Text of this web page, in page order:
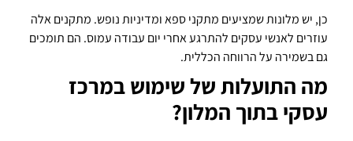
כן, יש מלונות שמציעים מתקני ספא ומדיניות נופש. מתקנים אלה
עוזרים לאנשי עסקים להתרגע אחרי יום עבודה עמוס. הם תומכים
גם בשמירה על הרווחה הכללית.
מה התועלות של שימוש במרכז
עסקי בתוך המלון?